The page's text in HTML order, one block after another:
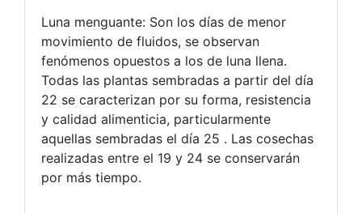
Luna menguante: Son los días de menor
movimiento de fluidos, se observan
fenómenos opuestos a los de luna llena.
Todas las plantas sembradas a partir del día
22 se caracterizan por su forma, resistencia
y calidad alimenticia, particularmente
aquellas sembradas el día 25 . Las cosechas
realizadas entre el 19 y 24 se conservarán
por más tiempo.